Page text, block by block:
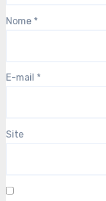
Nome *
E-mail *
Site